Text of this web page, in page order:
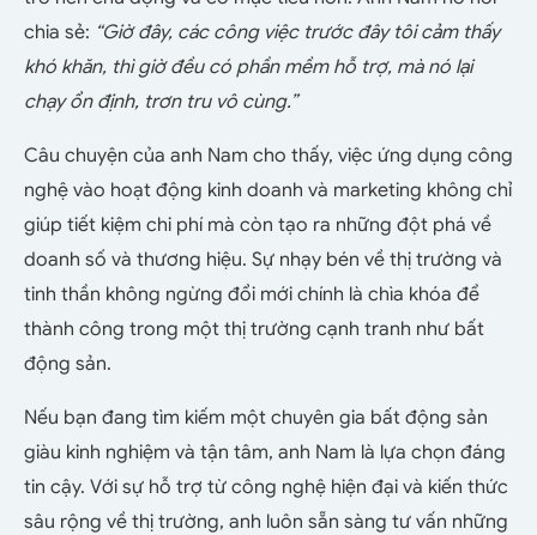
chia sẻ: “Giờ đây, các công việc trước đây tôi cảm thấy
khó khăn, thì giờ đều có phần mềm hỗ trợ, mà nó lại
chạy ổn định, trơn tru vô cùng.”
Câu chuyện của anh Nam cho thấy, việc ứng dụng công
nghệ vào hoạt động kinh doanh và marketing không chỉ
giúp tiết kiệm chi phí mà còn tạo ra những đột phá về
doanh số và thương hiệu. Sự nhạy bén về thị trường và
tinh thần không ngừng đổi mới chính là chìa khóa để
thành công trong một thị trường cạnh tranh như bất
động sản.
Nếu bạn đang tìm kiếm một chuyên gia bất động sản
giàu kinh nghiệm và tận tâm, anh Nam là lựa chọn đáng
tin cậy. Với sự hỗ trợ từ công nghệ hiện đại và kiến thức
sâu rộng về thị trường, anh luôn sẵn sàng tư vấn những